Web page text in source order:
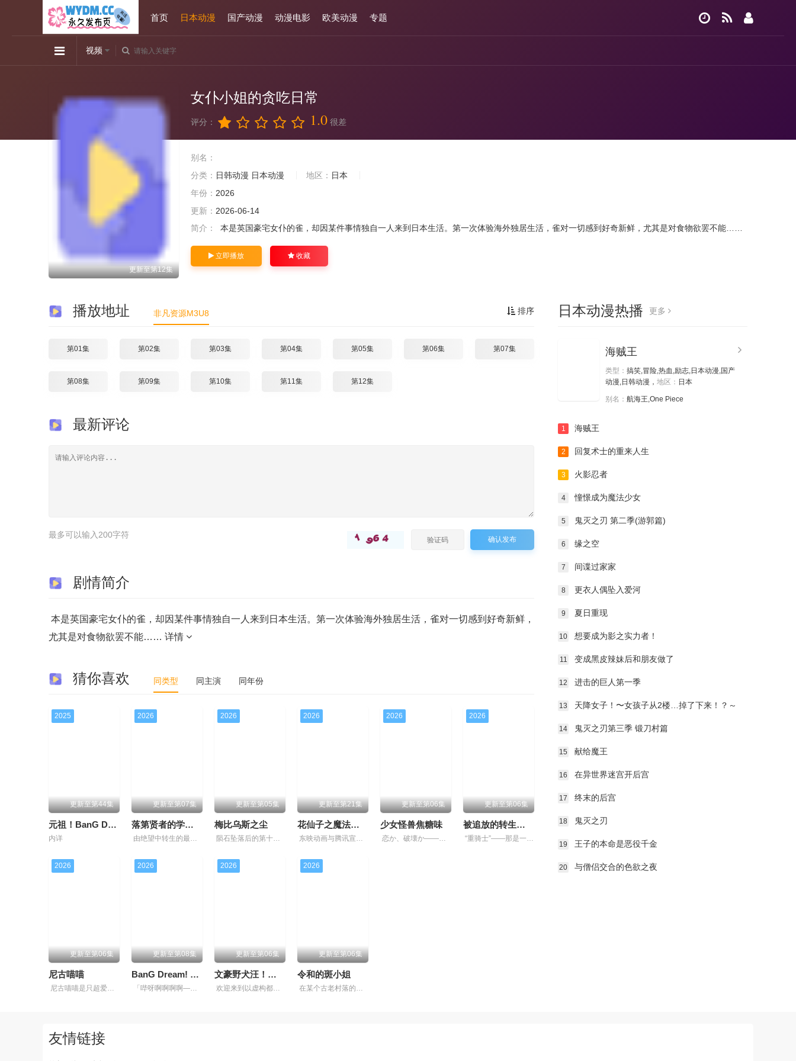
首页 日本动漫 国产动漫 动漫电影 欧美动漫 专题
视频
更新至第12集
女仆小姐的贪吃日常
评分： 1.0 很差
别名：
分类： 日韩动漫 日本动漫 地区： 日本
年份： 2026
更新： 2026-06-14
简介：
本是英国豪宅女仆的雀，却因某件事情独自一人来到日本生活。第一次体验海外独居生活，雀对一切感到好奇新鲜，尤其是对食物欲罢不能……
立即播放 收藏
排序
播放地址 非凡资源M3U8
第01集 第02集 第03集 第04集 第05集 第06集 第07集
第08集 第09集 第10集 第11集 第12集
最新评论
最多可以输入200字符 确认发布
剧情简介
本是英国豪宅女仆的雀，却因某件事情独自一人来到日本生活。第一次体验海外独居生活，雀对一切感到好奇新鲜，
尤其是对食物欲罢不能…… 详情
猜你喜欢 同类型 同主演 同年份
2025
更新至第44集
元祖！BanG Dream酱
内详
2026
更新至第07集
落第贤者的学院无双第二回转生，S等级作弊魔术师冒险记
由绝望中转生的最强贤者，到400年后的世界一展外挂威能！ 大贤者艾福达尔从现代转生至异世界后，将人生的一切都花费在研究魔导上。 当他了解到自己才能的极限，到达绝望与后悔的尽头后－－划下了生
2026
更新至第05集
梅比乌斯之尘
陨石坠落后的第十年，由于巨大结晶释放出的神秘粒子“梅比乌斯之尘”的影响，一部分孩子获得了名为“拉姆斯”的特殊能力。这些特殊能力者由于生存范围受到限制，被禁止离开“新胜鹿镇”。为了排解无法离
2026
更新至第21集
花仙子之魔法香对论
东映动画与腾讯宣布将联手打造『花仙子』全新动画 新作将继承经典、结合潮流、呈现崭新的花仙子世界
2026
更新至第06集
少女怪兽焦糖味
恋か、破壊か――。 原因不明の病に悩まされている女子高生・赤石黒絵（クロエ）。 不器用で人との交流を避けて生きてきた彼女は、とある出会いでクラスのモテ男子・南新汰に恋をする。 少女が恋心に
2026
更新至第06集
被追放的转生重骑士用游戏知识开无双
“重骑士”——那是一个以防御为主，吸引敌人攻击以保护队友的职业。然而，与其他防御职业相比，其性能缺乏灵活性，攻击性能过低，导致连等级都难以正常提升。因此，它被称为超越了“不幸”的“缺陷”职
2026
更新至第06集
尼古喵喵
尼古喵喵是只超爱抽烟的废物兽人！ 因为缺乏伦理与卫生观念，不是把烟头往窗外乱丢，就是对人乱吐口水，偶尔还会做出一些违法乱纪的事。 幸好她身边有贴心的管家婆妹妹猫以及好友猫作伴，让她依旧能每
2026
更新至第08集
BanG Dream! YUME∞MITA
「哔呀啊啊啊啊——！！！」 为了乐团出道而突然集结的团员们！ 虽然每个人都拥有耀眼夺目的个性与实力，但现在的她们根本无法进行任何乐团活动。 这群女孩，以及这个乐团，究竟能不能顺利存活下去呢
2026
更新至第06集
文豪野犬汪！第二季
欢迎来到以虚构都市「横滨」为舞台，一众如同疯跑乱咬、四处乱窜的迷途犬们，热热闹闹、鸡飞狗跳的日常世界！ 依旧针锋相对、冲突不断的两方， 是专接棘手麻烦案件的侦探事务所武装侦探社，以及盘踞港
2026
更新至第06集
令和的斑小姐
在某个古老村落的遗址深处，那一片禁止入内的区域里，存在着被口口相传为“窥之生厄、亵之招祟”的“不可触碰之物”。世代担任山神守护的三十木谷家的孩子——日向和薰，在一个暴风雨之夜靠近深山，遭遇
日本动漫热播 更多
海贼王
类型： 搞笑,冒险,热血,励志,日本动漫,国产
动漫,日韩动漫， 地区： 日本
别名： 航海王,One Piece
1 海贼王
2 回复术士的重来人生
3 火影忍者
4 憧憬成为魔法少女
5 鬼灭之刃 第二季(游郭篇)
6 缘之空
7 间谍过家家
8 更衣人偶坠入爱河
9 夏日重现
10 想要成为影之实力者！
11 变成黑皮辣妹后和朋友做了
12 进击的巨人第一季
13 天降女子！〜女孩子从2楼…掉了下来！？～
14 鬼灭之刃第三季 锻刀村篇
15 献给魔王
16 在异世界迷宫开后宫
17 终末的后宫
18 鬼灭之刃
19 王子的本命是恶役千金
20 与僧侣交合的色欲之夜
友情链接